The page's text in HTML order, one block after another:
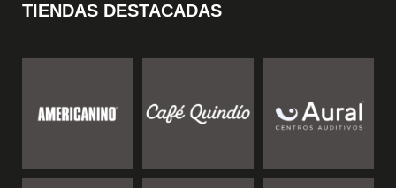
TIENDAS DESTACADAS